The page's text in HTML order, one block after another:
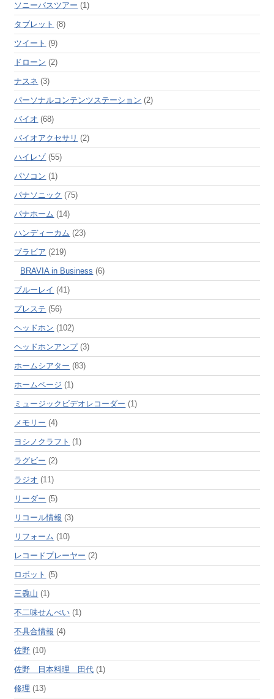
ソニーバスツアー (1)
タブレット (8)
ツイート (9)
ドローン (2)
ナスネ (3)
パーソナルコンテンツステーション (2)
バイオ (68)
バイオアクセサリ (2)
ハイレゾ(55)
パソコン (1)
パナソニック (75)
パナホーム (14)
ハンディーカム (23)
ブラビア (219)
BRAVIA in Business (6)
ブルーレイ (41)
プレステ (56)
ヘッドホン (102)
ヘッドホンアンプ(3)
ホームシアター (83)
ホームページ (1)
ミュージックビデオレコーダー (1)
メモリー (4)
ヨシノクラフト (1)
ラグビー (2)
ラジオ (11)
リーダー (5)
リコール情報 (3)
リフォーム (10)
レコードプレーヤー (2)
ロボット (5)
三毳山 (1)
不二味せんべい (1)
不具合情報 (4)
佐野 (10)
佐野 日本料理 田代 (1)
修理 (13)